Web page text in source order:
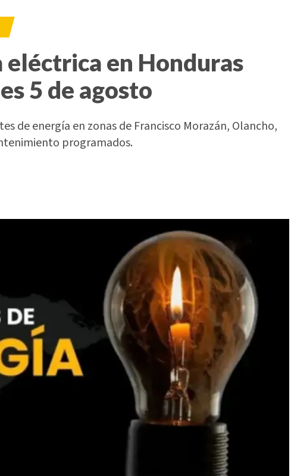
eléctrica en Honduras
5 de agosto
de energía en zonas de Francisco Morazán, Olancho,
programados.